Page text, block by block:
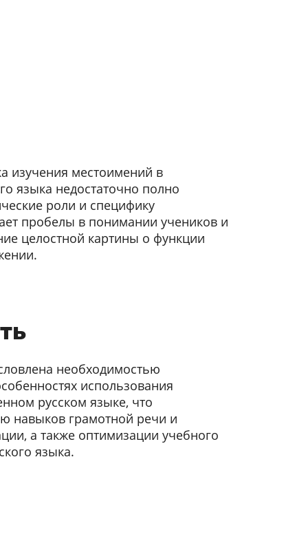
изучения местоимений в
языка недостаточно полно
роли и специфику
пробелы в понимании учеников и
целостной картины о функции
необходимостью
использования
русском языке, что
навыков грамотной речи и
а также оптимизации учебного
языка.